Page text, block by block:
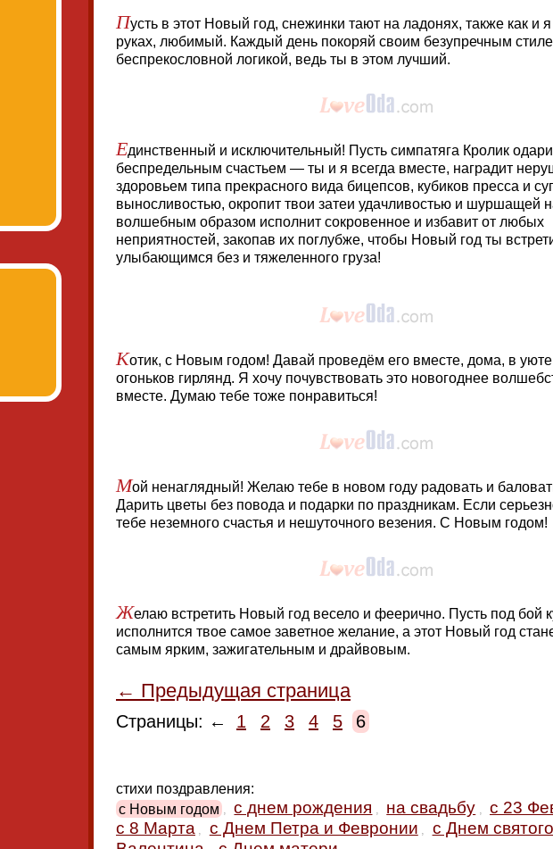
Пусть в этот Новый год, снежинки тают на ладонях, также как и
руках, любимый. Каждый день покоряй своим безупречным
беспрекословной логикой, ведь ты в этом лучший.
Единственный и исключительный! Пусть симпатяга Кролик
беспредельным счастьем — ты и я всегда вместе, наградит
здоровьем типа прекрасного вида бицепсов, кубиков пресса и
выносливостью, окропит твои затеи удачливостью и шуршащей
волшебным образом исполнит сокровенное и избавит от любых
неприятностей, закопав их поглубже, чтобы Новый год ты
улыбающимся без и тяжеленного груза!
Котик, с Новым годом! Давай проведём его вместе, дома, в
огоньков гирлянд. Я хочу почувствовать это новогоднее
вместе. Думаю тебе тоже понравиться!
Мой ненаглядный! Желаю тебе в новом году радовать и
Дарить цветы без повода и подарки по праздникам. Если
тебе неземного счастья и нешуточного везения. С Новым годом!
Желаю встретить Новый год весело и феерично. Пусть под бой
исполнится твое самое заветное желание, а этот Новый год
самым ярким, зажигательным и драйвовым.
← Предыдущая страница
Страницы: ← 1 2 3 4 5 6
стихи поздравления:
с Новым годом , с днем рождения , на свадьбу , с 23
с 8 Марта , с Днем Петра и Февронии ,
с Днем святого